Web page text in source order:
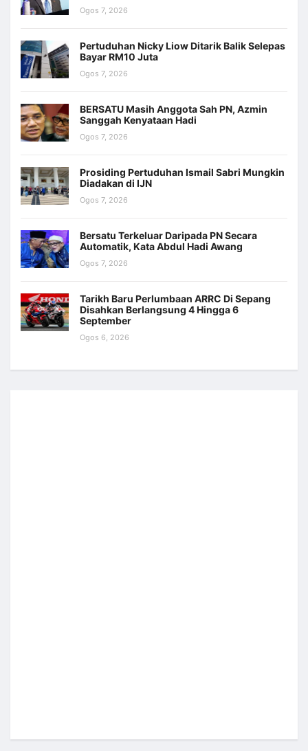
Ogos 7, 2026
Pertuduhan Nicky Liow Ditarik Balik Selepas
Bayar RM10 Juta
Ogos 7, 2026
BERSATU Masih Anggota Sah PN, Azmin
Sanggah Kenyataan Hadi
Ogos 7, 2026
Prosiding Pertuduhan Ismail Sabri Mungkin
Diadakan di IJN
Ogos 7, 2026
Bersatu Terkeluar Daripada PN Secara
Automatik, Kata Abdul Hadi Awang
Ogos 7, 2026
Tarikh Baru Perlumbaan ARRC Di Sepang
Disahkan Berlangsung 4 Hingga 6
September
Ogos 6, 2026